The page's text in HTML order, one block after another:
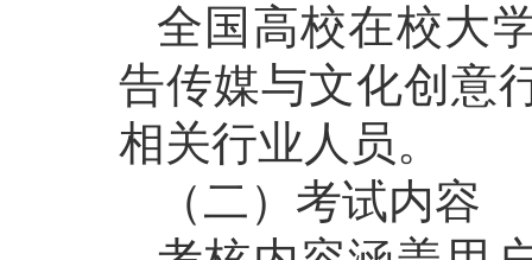
全国高校在校大
告传媒与文化创意
相关行业人员。
（二）考试内容